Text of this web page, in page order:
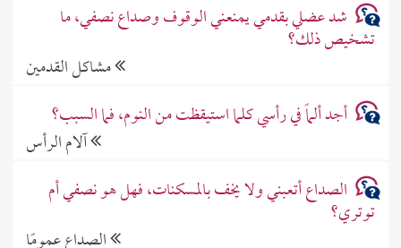
شد عضلي بقدمي يمنعني الوقوف وصداع نصفي، ما
تشخيص ذلك؟
مشاكل القدمين
أجد ألماً في رأسي كلما استيقظت من النوم، فما السبب؟
آلام الرأس
الصداع أتعبني ولا يخف بالمسكنات، فهل هو نصفي أم
توتري؟